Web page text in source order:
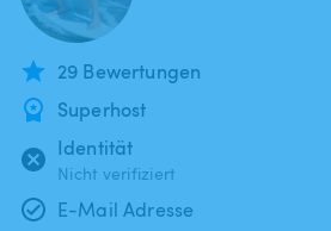
29 Bewertungen
Superhost
Identität
Nicht verifiziert
E-Mail Adresse